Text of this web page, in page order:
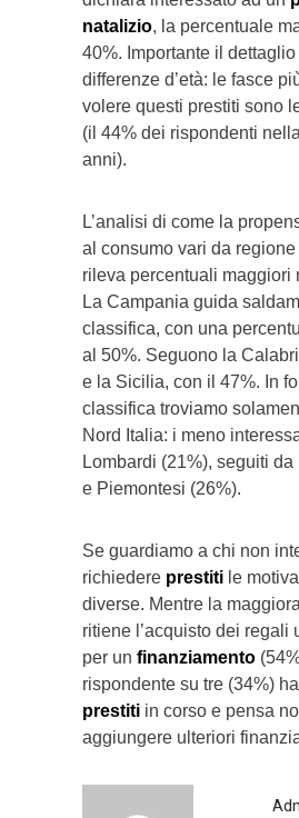
natalizio, la percentuale
40%. Importante il
differenze d’età: le fasce
volere questi prestiti sono
(il 44% dei rispondenti
anni).
L’analisi di come la
al consumo vari da
rileva percentuali maggiori
La Campania guida
classifica, con una
al 50%. Seguono la
e la Sicilia, con il 47%. In
classifica troviamo
Nord Italia: i meno
Lombardi (21%), seguiti
e Piemontesi (26%).
Se guardiamo a chi non
richiedere prestiti le
diverse. Mentre la
ritiene l’acquisto dei regali
per un finanziamento
rispondente su tre (34%)
prestiti in corso e pensa
aggiungere ulteriori